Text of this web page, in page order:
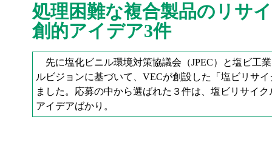
処理困難な複合製品のリサ
創的アイデア3件
先に塩化ビニル環境対策協議会（JPEC）と塩ビ工
ルビジョンに基づいて、VECが創設した「塩ビリサ
ました。応募の中から選ばれた３件は、塩ビリサイ
アイデアばかり。